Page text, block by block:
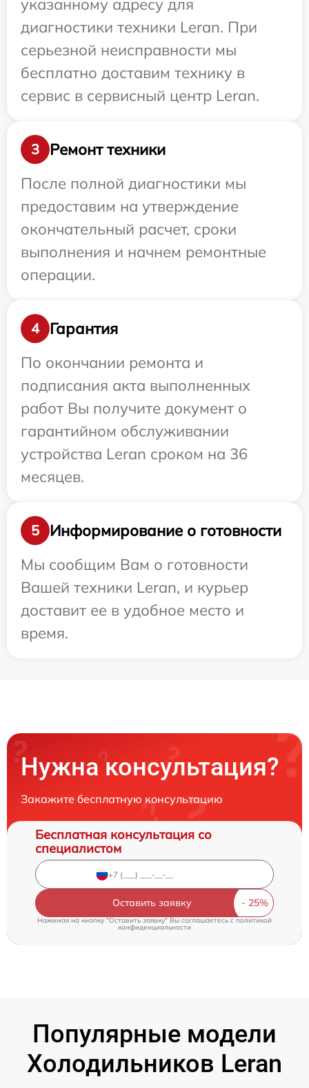
указанному адресу для
диагностики техники Leran. При
серьезной неисправности мы
бесплатно доставим технику в
сервис в сервисный центр Leran.
3
Ремонт техники
После полной диагностики мы
предоставим на утверждение
окончательный расчет, сроки
выполнения и начнем ремонтные
операции.
4
Гарантия
По окончании ремонта и
подписания акта выполненных
работ Вы получите документ о
гарантийном обслуживании
устройства Leran сроком на 36
месяцев.
5
Информирование о готовности
Мы сообщим Вам о готовности
Вашей техники Leran, и курьер
доставит ее в удобное место и
время.
Нужна консультация?
Закажите бесплатную консультацию
Бесплатная консультация со
специалистом
Оставить заявку
Нажимая на кнопку "Оставить заявку" Вы соглашаетесь c политикой
конфиденциальности
Популярные модели
Холодильников Leran